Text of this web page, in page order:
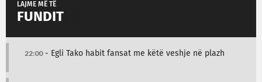
LAJME MË TË
FUNDIT
22:00- Egli Tako habit fansat me këtë veshje në plazh